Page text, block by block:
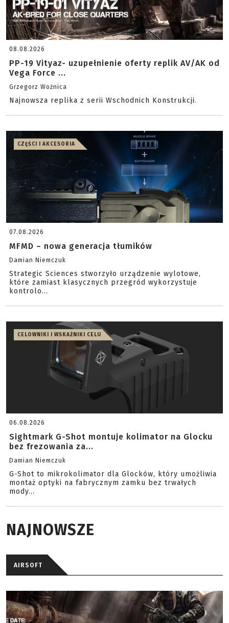
08.08.2026
PP-19 Vityaz- uzupełnienie oferty replik AV/AK od
Vega Force ...
Grzegorz Woźnica
Najnowsza replika z serii Wschodnich Konstrukcji.
CZĘŚCI I AKCESORIA
07.08.2026
MFMD – nowa generacja tłumików
Damian Niemczuk
Strategic Sciences stworzyło urządzenie wylotowe,
które zamiast klasycznych przegród wykorzystuje
kontrolo...
CELOWNIKI I WSKAŹNIKI CELU
06.08.2026
Sightmark G-Shot montuje kolimator na Glocku
bez frezowania za...
Damian Niemczuk
G-Shot to mikrokolimator dla Glocków, który umożliwia
montaż optyki na fabrycznym zamku bez trwałych
mody...
NAJNOWSZE
AIRSOFT